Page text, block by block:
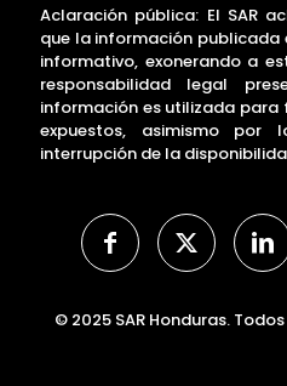
Aclaración pública: El SAR
que la información
informativo, exonerando a
responsabilidad legal
información es utilizada para
expuestos, asimismo por
interrupción de la
© 2025 SAR Honduras.